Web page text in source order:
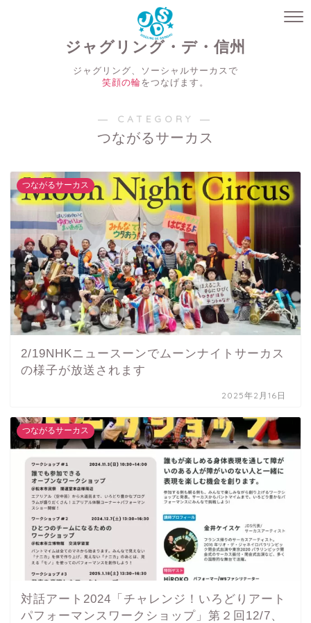
ジャグリング・デ・信州
ジャグリング、ソーシャルサーカスで
笑顔の輪をつなげます。
― CATEGORY ―
つながるサーカス
つながるサーカス
2/19NHKニュースーンでムーンナイトサーカス
の様子が放送されます
2025年2月16日
つながるサーカス
対話アート2024「チャレンジ！いろどりアート
パフォーマンスワークショップ」第２回12/7、